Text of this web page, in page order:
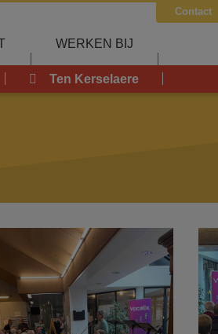
Contact
WERKEN BIJ
Ten Kerselaere